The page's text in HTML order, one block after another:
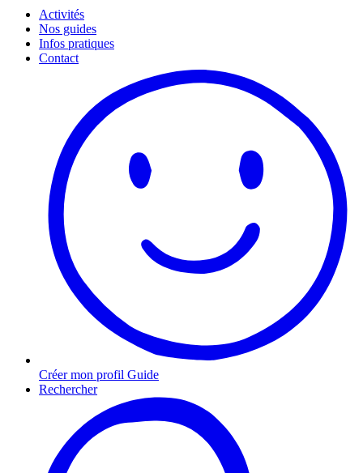
Activités
Nos guides
Infos pratiques
Contact
Créer mon profil Guide
Rechercher